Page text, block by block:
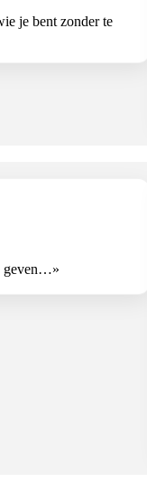
je bent zonder te
geven…»